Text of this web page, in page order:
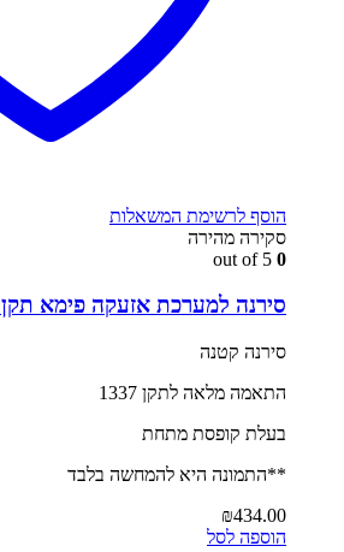
הוסף לרשימת המשאלות
סקירה מהירה
0
סירנה למערכת אזעקה פימא תקן 1337
סירנה קטנה
התאמה מלאה לתקן 1337
בעלת קופסת מתחת
**התמונה היא להמחשה בלבד
₪434.00
הוספה לסל